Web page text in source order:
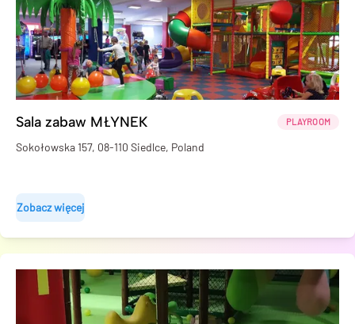
Sala zabaw MŁYNEK PLAYROOM
Sokołowska 157, 08-110 Siedlce, Poland
Zobacz więcej